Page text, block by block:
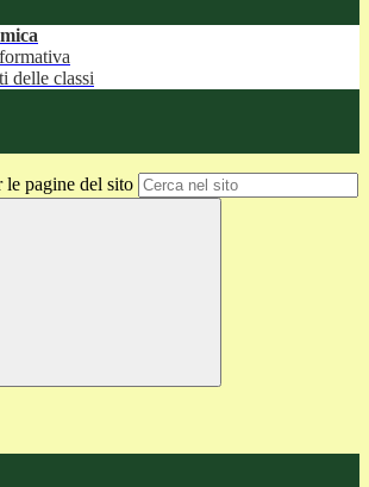
delle classi
le pagine del sito